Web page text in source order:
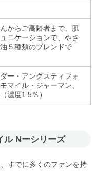
からご高齢者まで、肌
ニケーションで、やさ
５種類のブレンドで
ー・アングスティフォ
マイル・ジャーマン、
濃度1.5％）
ル Nーシリーズ
すでに多くのファンを持